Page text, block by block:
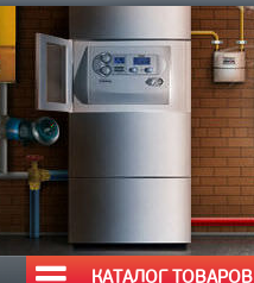
КАТАЛОГ ТОВАРОВ